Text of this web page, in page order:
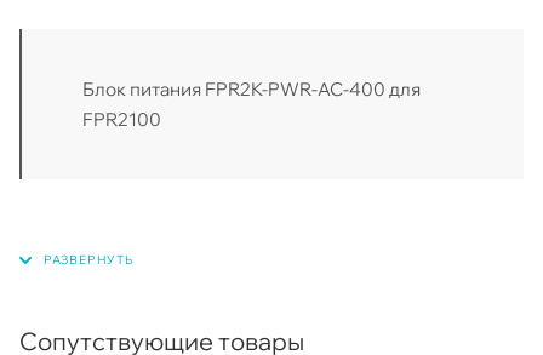
Блок питания FPR2K-PWR-AC-400 для
FPR2100
Сопутствующие товары